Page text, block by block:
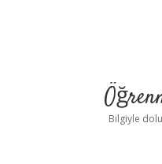
Bilgiyle